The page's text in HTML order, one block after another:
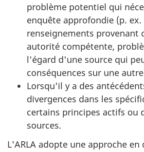
problème potentiel qui
enquête approfondie (p. ex.
renseignements provenant
autorité compétente,
l'égard d'une source qui
conséquences sur une
Lorsqu'il y a des
divergences dans les
certains principes actifs ou
sources.
L'ARLA adopte une approche en